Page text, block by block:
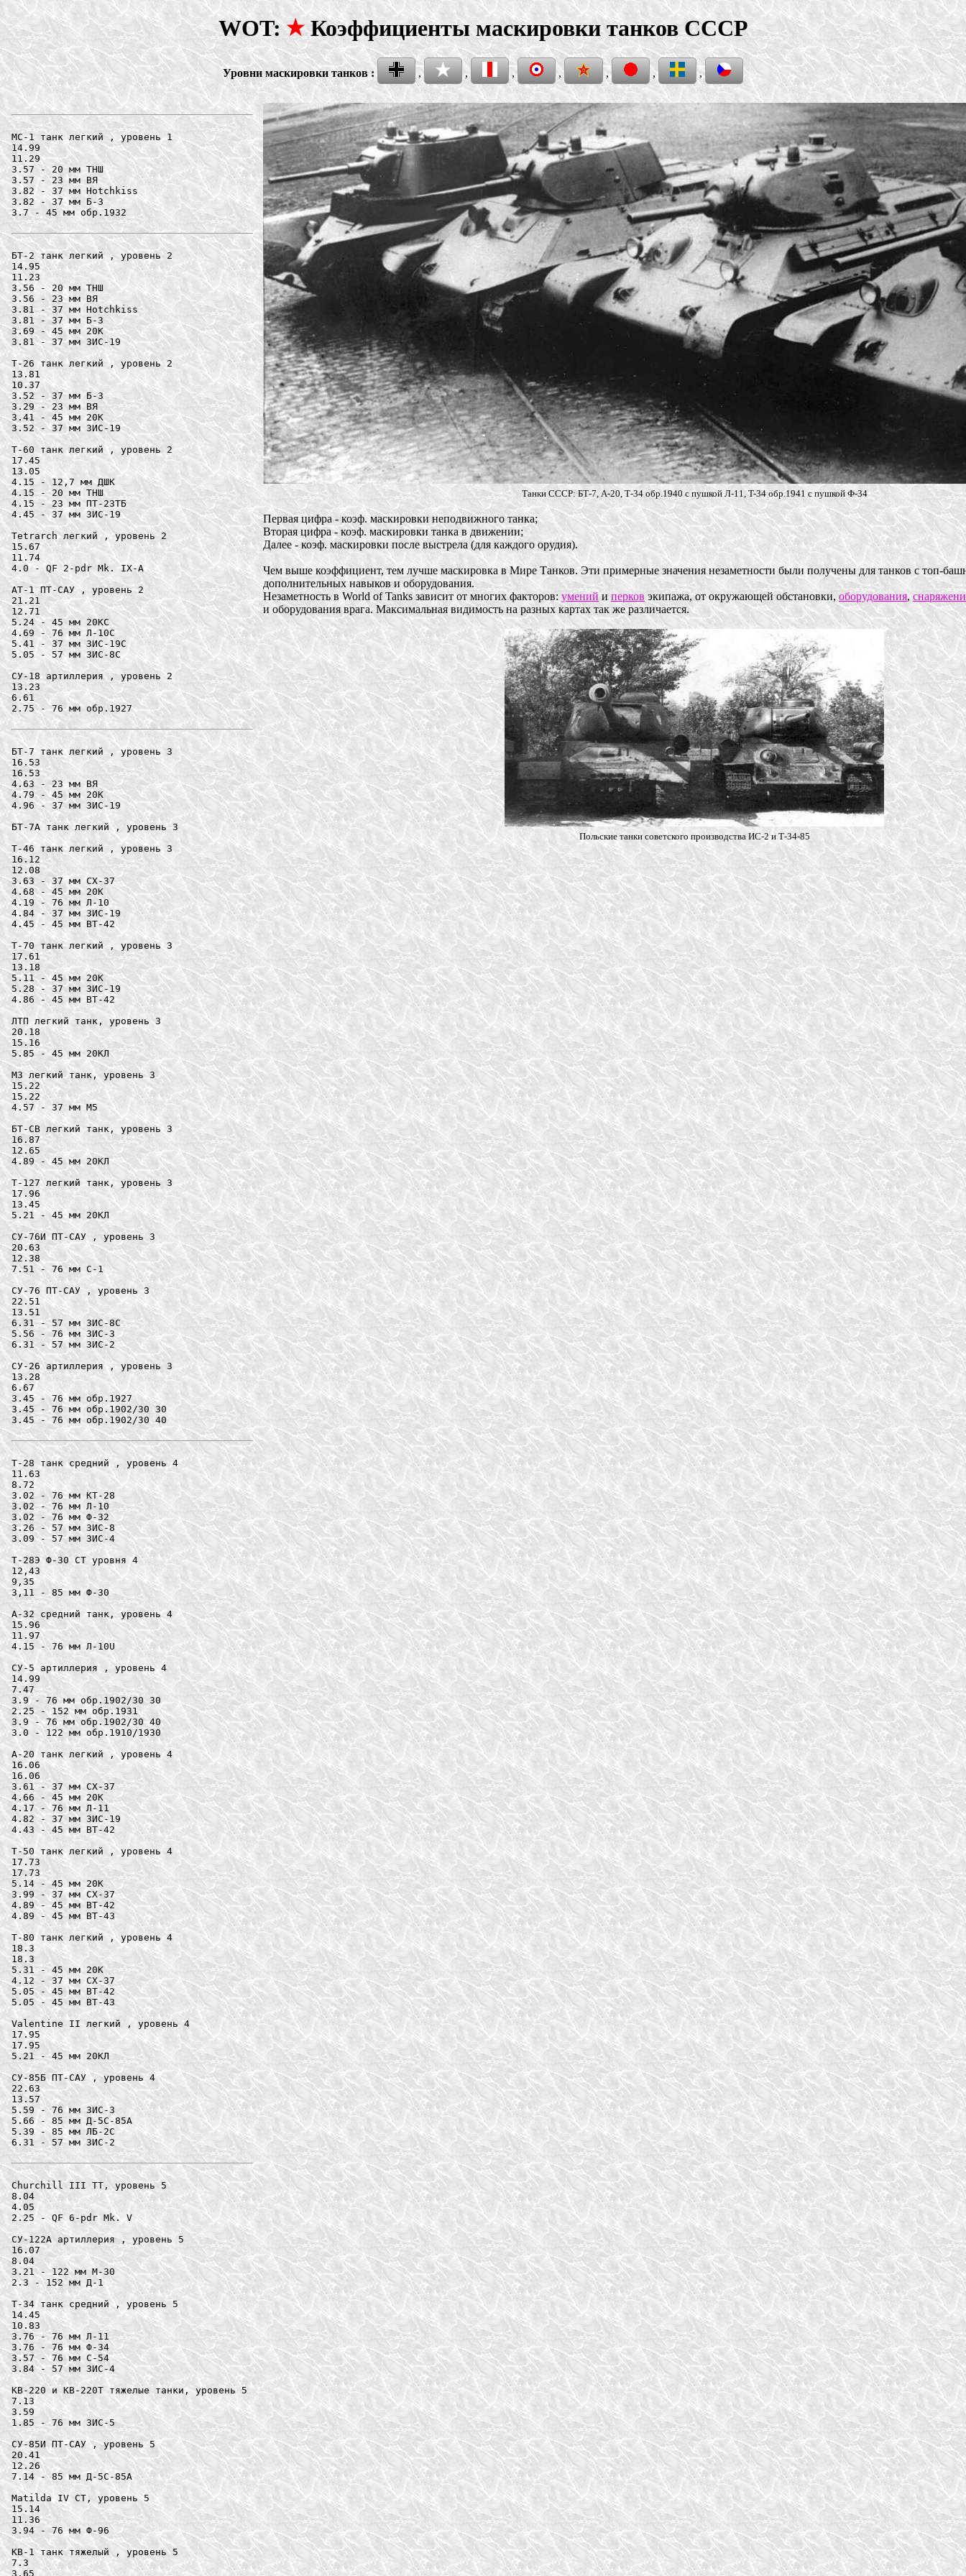
WOT: Коэффициенты маскировки танков СССР
Уровни маскировки танков : , , , , , , ,
МС-1 танк легкий , уровень 1
14.99
11.29
3.57 - 20 мм ТНШ
3.57 - 23 мм ВЯ
3.82 - 37 мм Hotchkiss
3.82 - 37 мм Б-3
3.7 - 45 мм обр.1932
БТ-2 танк легкий , уровень 2
14.95
11.23
3.56 - 20 мм ТНШ
3.56 - 23 мм ВЯ
3.81 - 37 мм Hotchkiss
3.81 - 37 мм Б-3
3.69 - 45 мм 20K
3.81 - 37 мм ЗИС-19
Т-26 танк легкий , уровень 2
13.81
10.37
3.52 - 37 мм Б-3
3.29 - 23 мм ВЯ
3.41 - 45 мм 20K
3.52 - 37 мм ЗИС-19
Т-60 танк легкий , уровень 2
17.45
13.05
4.15 - 12,7 мм ДШК
4.15 - 20 мм ТНШ
4.15 - 23 мм ПТ-23ТБ
4.45 - 37 мм ЗИС-19
Tetrarch легкий , уровень 2
15.67
11.74
4.0 - QF 2-pdr Mk. IX-A
AТ-1 ПТ-САУ , уровень 2
21.21
12.71
5.24 - 45 мм 20KС
4.69 - 76 мм Л-10С
5.41 - 37 мм ЗИС-19С
5.05 - 57 мм ЗИС-8С
СУ-18 артиллерия , уровень 2
13.23
6.61
2.75 - 76 мм обр.1927
БТ-7 танк легкий , уровень 3
16.53
16.53
4.63 - 23 мм ВЯ
4.79 - 45 мм 20K
4.96 - 37 мм ЗИС-19
БТ-7А танк легкий , уровень 3
Т-46 танк легкий , уровень 3
16.12
12.08
3.63 - 37 мм СХ-37
4.68 - 45 мм 20K
4.19 - 76 мм Л-10
4.84 - 37 мм ЗИС-19
4.45 - 45 мм ВТ-42
Т-70 танк легкий , уровень 3
17.61
13.18
5.11 - 45 мм 20K
5.28 - 37 мм ЗИС-19
4.86 - 45 мм ВТ-42
ЛТП легкий танк, уровень 3
20.18
15.16
5.85 - 45 мм 20КЛ
M3 легкий танк, уровень 3
15.22
15.22
4.57 - 37 мм M5
БТ-СВ легкий танк, уровень 3
16.87
12.65
4.89 - 45 мм 20КЛ
Т-127 легкий танк, уровень 3
17.96
13.45
5.21 - 45 мм 20КЛ
СУ-76И ПТ-САУ , уровень 3
20.63
12.38
7.51 - 76 мм С-1
СУ-76 ПТ-САУ , уровень 3
22.51
13.51
6.31 - 57 мм ЗИС-8С
5.56 - 76 мм ЗИС-3
6.31 - 57 мм ЗИС-2
СУ-26 артиллерия , уровень 3
13.28
6.67
3.45 - 76 мм обр.1927
3.45 - 76 мм обр.1902/30 30
3.45 - 76 мм обр.1902/30 40
Т-28 танк средний , уровень 4
11.63
8.72
3.02 - 76 мм KТ-28
3.02 - 76 мм Л-10
3.02 - 76 мм Ф-32
3.26 - 57 мм ЗИС-8
3.09 - 57 мм ЗИС-4
Т-28Э Ф-30 СТ уровня 4
12,43
9,35
3,11 - 85 мм Ф-30
A-32 средний танк, уровень 4
15.96
11.97
4.15 - 76 мм Л-10U
СУ-5 артиллерия , уровень 4
14.99
7.47
3.9 - 76 мм обр.1902/30 30
2.25 - 152 мм обр.1931
3.9 - 76 мм обр.1902/30 40
3.0 - 122 мм обр.1910/1930
A-20 танк легкий , уровень 4
16.06
16.06
3.61 - 37 мм СХ-37
4.66 - 45 мм 20K
4.17 - 76 мм Л-11
4.82 - 37 мм ЗИС-19
4.43 - 45 мм ВТ-42
Т-50 танк легкий , уровень 4
17.73
17.73
5.14 - 45 мм 20K
3.99 - 37 мм СХ-37
4.89 - 45 мм ВТ-42
4.89 - 45 мм ВТ-43
Т-80 танк легкий , уровень 4
18.3
18.3
5.31 - 45 мм 20K
4.12 - 37 мм СХ-37
5.05 - 45 мм ВТ-42
5.05 - 45 мм ВТ-43
Valentine II легкий , уровень 4
17.95
17.95
5.21 - 45 мм 20КЛ
СУ-85Б ПТ-САУ , уровень 4
22.63
13.57
5.59 - 76 мм ЗИС-3
5.66 - 85 мм Д-5С-85A
5.39 - 85 мм ЛБ-2С
6.31 - 57 мм ЗИС-2
Churchill III ТТ, уровень 5
8.04
4.05
2.25 - QF 6-pdr Mk. V
СУ-122A артиллерия , уровень 5
16.07
8.04
3.21 - 122 мм M-30
2.3 - 152 мм Д-1
Т-34 танк средний , уровень 5
14.45
10.83
3.76 - 76 мм Л-11
3.76 - 76 мм Ф-34
3.57 - 76 мм С-54
3.84 - 57 мм ЗИС-4
КВ-220 и КВ-220Т тяжелые танки, уровень 5
7.13
3.59
1.85 - 76 мм ЗИС-5
СУ-85И ПТ-САУ , уровень 5
20.41
12.26
7.14 - 85 мм Д-5С-85A
Matilda IV СТ, уровень 5
15.14
11.36
3.94 - 76 мм Ф-96
КВ-1 танк тяжелый , уровень 5
7.3
3.65
Танки СССР: БТ-7, А-20, Т-34 обр.1940 с пушкой Л-11, T-34 обр.1941 с пушкой Ф-34
Первая цифра - коэф. маскировки неподвижного танка;
Вторая цифра - коэф. маскировки танка в движении;
Далее - коэф. маскировки после выстрела (для каждого орудия).
Чем выше коэффициент, тем лучше маскировка в Мире Танков. Эти примерные значения незаметности были получены для танков с топ-
дополнительных навыков и оборудования.
Незаметность в World of Tanks зависит от многих факторов:уменийиперковэкипажа, от окружающей обстановки,оборудования,
и оборудования врага. Максимальная видимость на разных картах так же различается.
Польские танки советского производства ИС-2 и Т-34-85